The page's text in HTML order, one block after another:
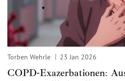
Torben Wehrle 23 Jan 2026
COPD-Exazerbationen: